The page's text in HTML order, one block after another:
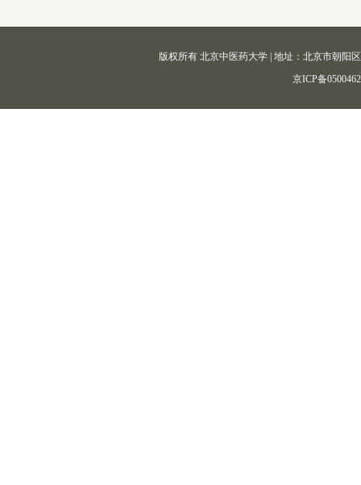
版权所有 北京中医药大学 | 地址：北京市朝阳
京ICP备